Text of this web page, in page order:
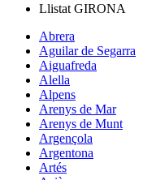
Llistat GIRONA
Abrera
Aguilar de Segarra
Aiguafreda
Alella
Alpens
Arenys de Mar
Arenys de Munt
Argençola
Argentona
Artés